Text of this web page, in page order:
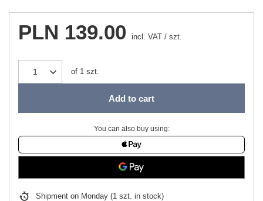
PLN 139.00 incl. VAT / szt.
of 1 szt.
Add to cart
You can also buy using:
Shipment on Monday (1 szt. in stock)